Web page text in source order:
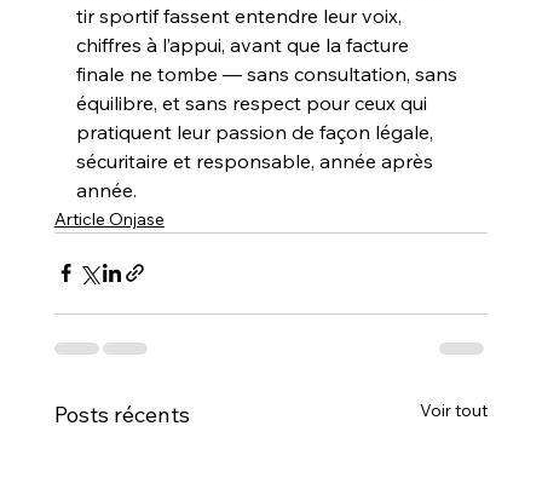
tir sportif fassent entendre leur voix,
chiffres à l’appui, avant que la facture
finale ne tombe — sans consultation, sans
équilibre, et sans respect pour ceux qui
pratiquent leur passion de façon légale,
sécuritaire et responsable, année après
année.
Article Onjase
Posts récents Voir tout